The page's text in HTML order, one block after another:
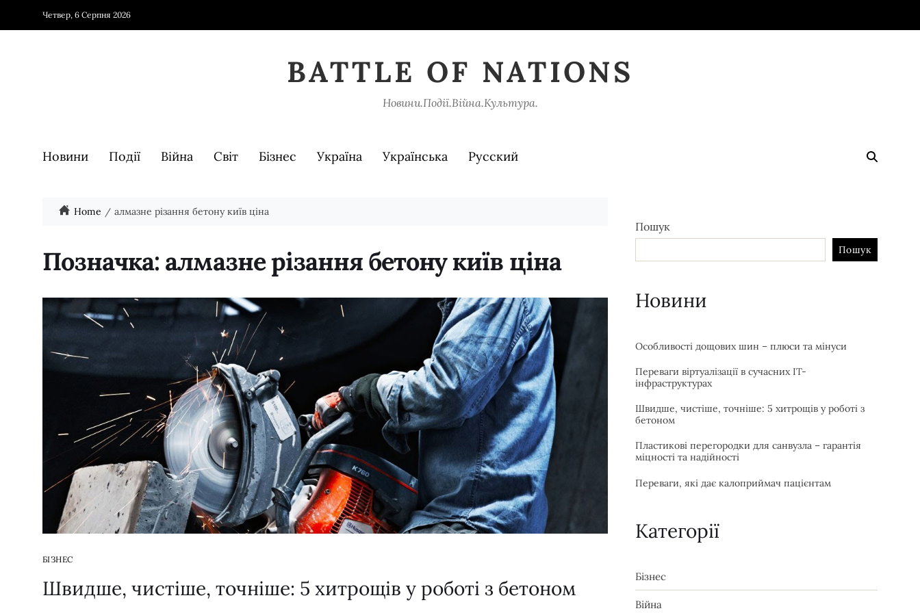
Четвер, 6 Серпня 2026
BATTLE OF NATIONS
Новини.Події.Війна.Культура.
Новини Події Війна Світ Бізнес Україна Українська Русский
Home алмазне різання бетону київ ціна
Позначка: алмазне різання бетону київ ціна
БІЗНЕС
Швидше, чистіше, точніше: 5 хитрощів у роботі з бетоном
Пошук
Пошук
Новини
Особливості дощових шин – плюси та мінуси
Переваги віртуалізації в сучасних IT-
інфраструктурах
Швидше, чистіше, точніше: 5 хитрощів у роботі з
бетоном
Пластикові перегородки для санвузла – гарантія
міцності та надійності
Переваги, які дає калоприймач пацієнтам
Категорії
Бізнес
Війна